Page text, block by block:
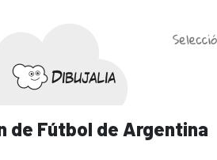
de Fútbol de Argentina